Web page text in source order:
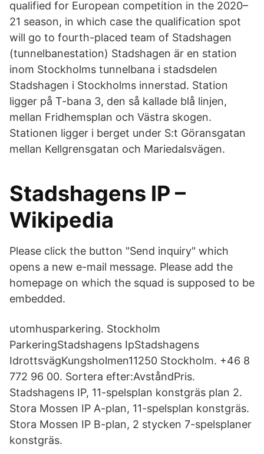
qualified for European competition in the 2020–
21 season, in which case the qualification spot
will go to fourth-placed team of Stadshagen
(tunnelbanestation) Stadshagen är en station
inom Stockholms tunnelbana i stadsdelen
Stadshagen i Stockholms innerstad. Station
ligger på T-bana 3, den så kallade blå linjen,
mellan Fridhemsplan och Västra skogen.
Stationen ligger i berget under S:t Göransgatan
mellan Kellgrensgatan och Mariedalsvägen.
Stadshagens IP –
Wikipedia
Please click the button "Send inquiry" which
opens a new e-mail message. Please add the
homepage on which the squad is supposed to be
embedded.
utomhusparkering. Stockholm
ParkeringStadshagens IpStadshagens
IdrottsvägKungsholmen11250 Stockholm. +46 8
772 96 00. Sortera efter:AvståndPris.
Stadshagens IP, 11-spelsplan konstgräs plan 2.
Stora Mossen IP A-plan, 11-spelsplan konstgräs.
Stora Mossen IP B-plan, 2 stycken 7-spelsplaner
konstgräs.